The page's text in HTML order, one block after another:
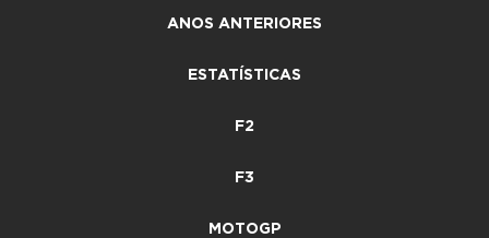
ANOS ANTERIORES
ESTATÍSTICAS
F2
F3
MOTOGP